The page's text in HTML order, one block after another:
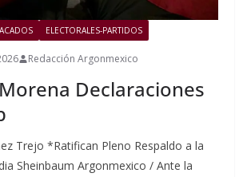
ELECTORALES-PARTIDOS
Redacción Argonmexico
Declaraciones
Trejo *Ratifican Pleno Respaldo a la
Sheinbaum Argonmexico / Ante la